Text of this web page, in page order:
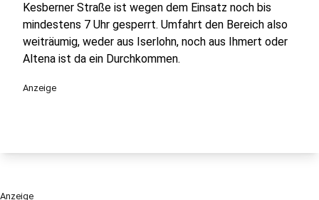
Kesberner Straße ist wegen dem Einsatz noch bis
mindestens 7 Uhr gesperrt. Umfahrt den Bereich also
weiträumig, weder aus Iserlohn, noch aus Ihmert oder
Altena ist da ein Durchkommen.
Anzeige
Anzeige